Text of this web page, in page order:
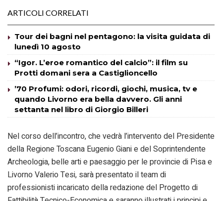
ARTICOLI CORRELATI
Tour dei bagni nel pentagono: la visita guidata di
lunedì 10 agosto
“Igor. L’eroe romantico del calcio”: il film su
Protti domani sera a Castiglioncello
’70 Profumi: odori, ricordi, giochi, musica, tv e
quando Livorno era bella davvero. Gli anni
settanta nel libro di Giorgio Billeri
Nel corso dell’incontro, che vedrà l’intervento del Presidente
della Regione Toscana Eugenio Giani e del Soprintendente
Archeologia, belle arti e paesaggio per le provincie di Pisa e
Livorno Valerio Tesi, sarà presentato il team di
professionisti incaricato della redazione del Progetto di